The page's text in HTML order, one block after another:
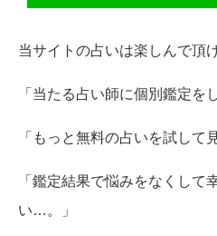
当サイトの占いは楽しんで頂
「当たる占い師に個別鑑定を
「もっと無料の占いを試して
「鑑定結果で悩みをなくして
い…。」